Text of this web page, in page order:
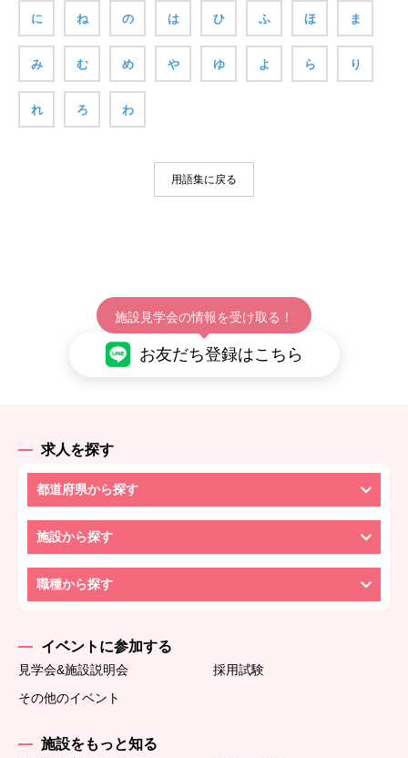
に ね の は ひ ふ ほ ま
み む め や ゆ よ ら り
れ ろ わ
用語集に戻る
施設見学会の情報を受け取る！
お友だち登録はこちら
求人を探す
都道府県から探す
施設から探す
職種から探す
イベントに参加する
見学会&施設説明会
採用試験
その他のイベント
施設をもっと知る